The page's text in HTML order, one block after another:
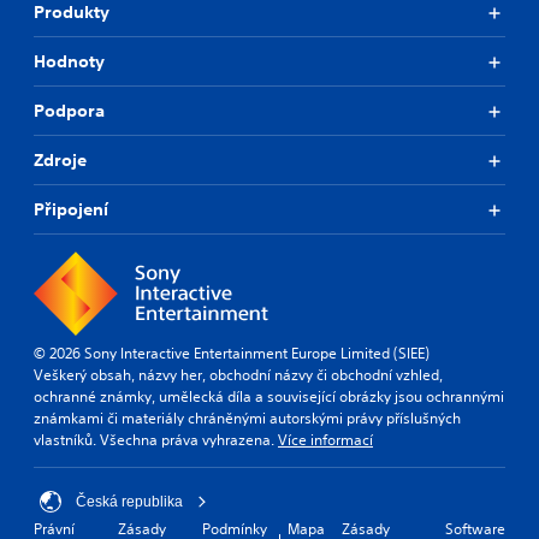
Produkty
Hodnoty
Podpora
Zdroje
Připojení
© 2026 Sony Interactive Entertainment Europe Limited (SIEE)
Veškerý obsah, názvy her, obchodní názvy či obchodní vzhled,
ochranné známky, umělecká díla a související obrázky jsou ochrannými
známkami či materiály chráněnými autorskými právy příslušných
vlastníků. Všechna práva vyhrazena.Více informací
Česká republika
Právní Zásady Podmínky Mapa Zásady Software